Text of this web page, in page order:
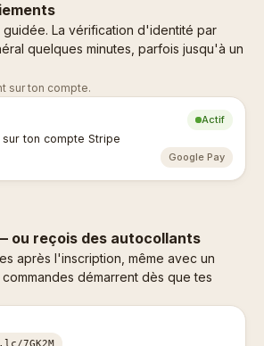
La vérification d'identité par
quelques minutes, parfois jusqu'à un
sur ton compte.
Actif
ton compte Stripe
Google Pay
ou reçois des autocollants
après l'inscription, même avec un
démarrent dès que tes
7GK2M